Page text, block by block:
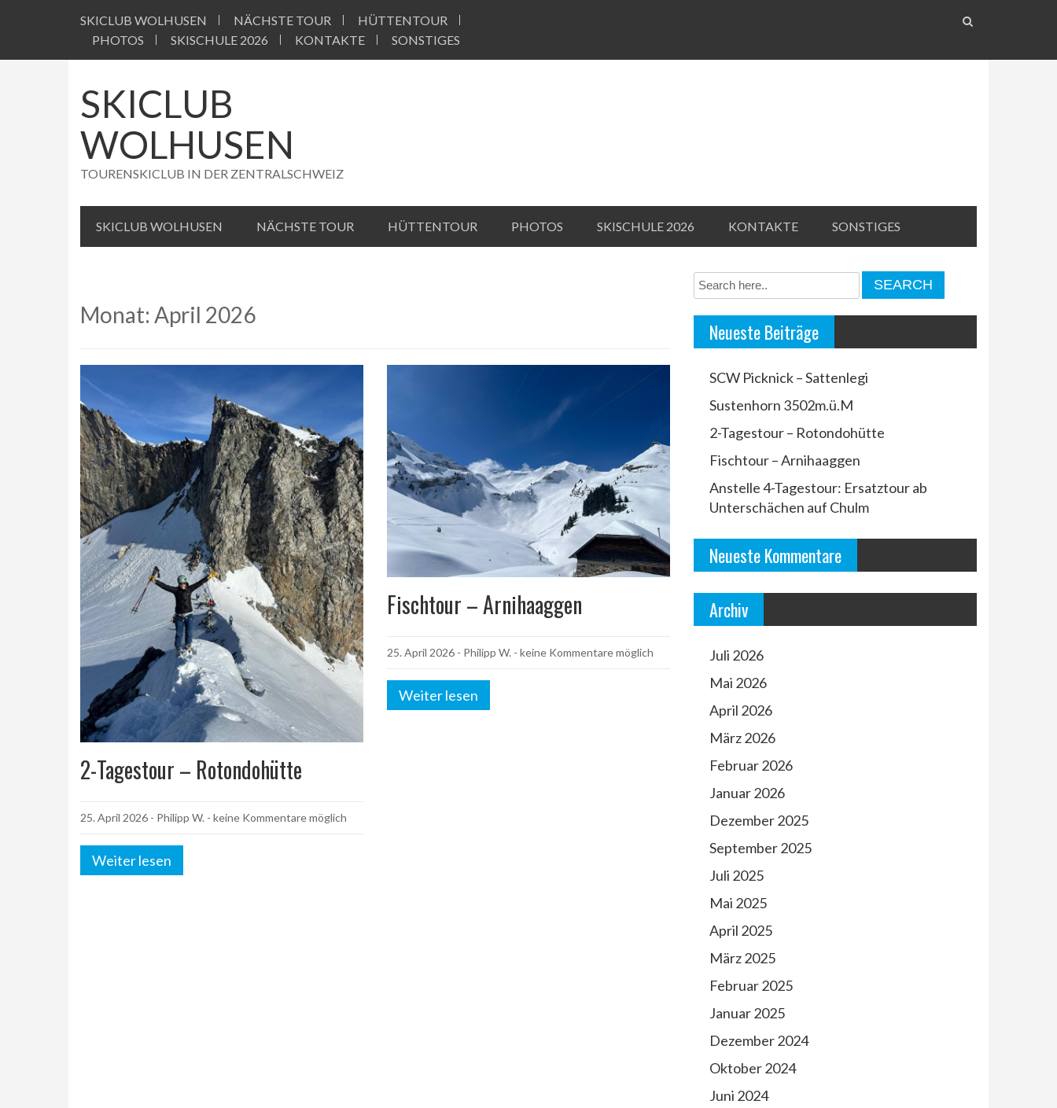
SKICLUB WOLHUSEN NÄCHSTE TOUR
HÜTTENTOUR
PHOTOS
SKISCHULE 2026 KONTAKTE SONSTIGES
SKICLUB
WOLHUSEN
TOURENSKICLUB IN DER ZENTRALSCHWEIZ
SKICLUB WOLHUSEN NÄCHSTE TOUR HÜTTENTOUR PHOTOS SKISCHULE 2026 KONTAKTE SONSTIGES
Monat: April 2026
2-Tagestour – Rotondohütte
25. April 2026 - Philipp W. - keine Kommentare möglich
Weiter lesen
Fischtour – Arnihaaggen
25. April 2026 - Philipp W. - keine Kommentare möglich
Weiter lesen
Neueste Beiträge
SCW Picknick – Sattenlegi
Sustenhorn 3502m.ü.M
2-Tagestour – Rotondohütte
Fischtour – Arnihaaggen
Anstelle 4-Tagestour: Ersatztour ab
Unterschächen auf Chulm
Neueste Kommentare
Archiv
Juli 2026
Mai 2026
April 2026
März 2026
Februar 2026
Januar 2026
Dezember 2025
September 2025
Juli 2025
Mai 2025
April 2025
März 2025
Februar 2025
Januar 2025
Dezember 2024
Oktober 2024
Juni 2024